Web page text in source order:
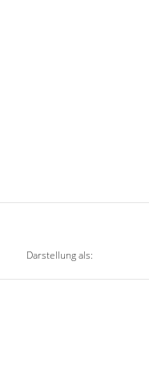
Darstellung als: